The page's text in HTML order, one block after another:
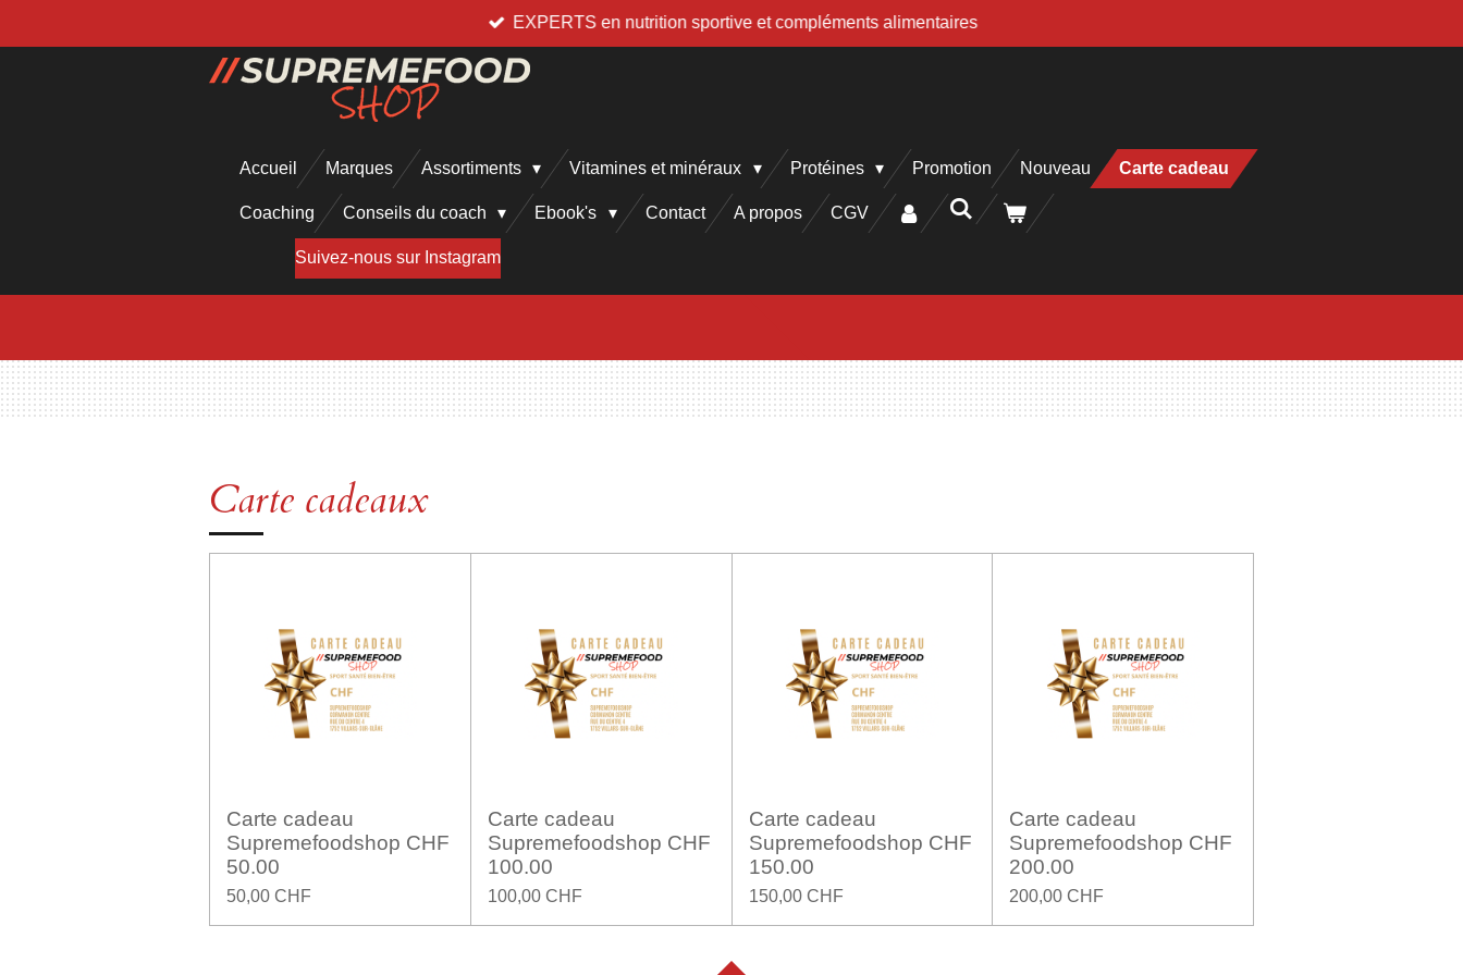
au
EXPERTS en nutrition sportive et compléments alimentaires
Accueil Marques Assortiments Vitamines et minéraux Protéines Promotion Nouveau Carte cadeau
Coaching Conseils du coach Ebook's Contact A propos CGV
Suivez-nous sur Instagram
Carte cadeaux
Carte cadeau
Supremefoodshop CHF
50.00
50,00 CHF
Carte cadeau
Supremefoodshop CHF
100.00
100,00 CHF
Carte cadeau
Supremefoodshop CHF
150.00
150,00 CHF
Carte cadeau
Supremefoodshop CHF
200.00
200,00 CHF